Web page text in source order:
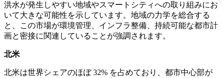
洪水が発生しやすい地域やスマートシティへの取り組みにお
いて大きな可能性を示しています。地域の力学を総合する
と、この市場が環境管理、インフラ整備、持続可能な都市計
画と密接に関連していることが強調されます。
北米
北米は世界シェアのほぼ 32% を占めており、都市中心部が